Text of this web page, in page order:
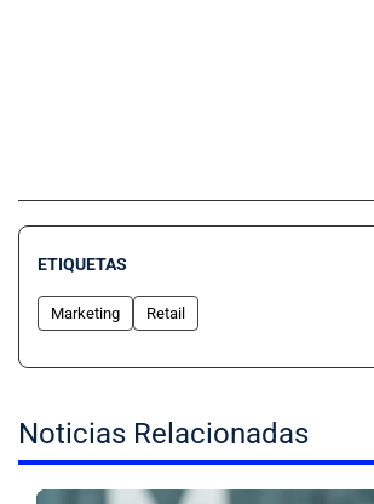
ETIQUETAS
Marketing Retail
Noticias Relacionadas